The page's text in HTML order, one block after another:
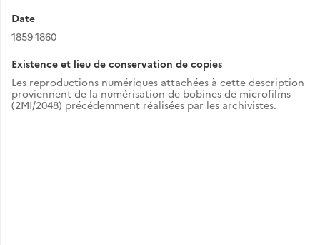
Date
1859-1860
Existence et lieu de conservation de copies
Les reproductions numériques attachées à cette description
proviennent de la numérisation de bobines de microfilms
(2MI/2048) précédemment réalisées par les archivistes.